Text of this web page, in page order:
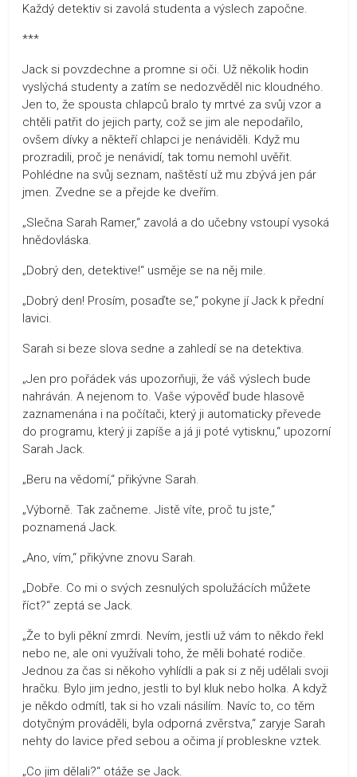
Každý detektiv si zavolá studenta a výslech započne.
***
Jack si povzdechne a promne si oči. Už několik hodin
vyslýchá studenty a zatím se nedozvěděl nic kloudného.
Jen to, že spousta chlapců bralo ty mrtvé za svůj vzor a
chtěli patřit do jejich party, což se jim ale nepodařilo,
ovšem dívky a někteří chlapci je nenáviděli. Když mu
prozradili, proč je nenávidí, tak tomu nemohl uvěřit.
Pohlédne na svůj seznam, naštěstí už mu zbývá jen pár
jmen. Zvedne se a přejde ke dveřím.
„Slečna Sarah Ramer,“ zavolá a do učebny vstoupí vysoká
hnědovláska.
„Dobrý den, detektive!“ usměje se na něj mile.
„Dobrý den! Prosím, posaďte se,“ pokyne jí Jack k přední
lavici.
Sarah si beze slova sedne a zahledí se na detektiva.
„Jen pro pořádek vás upozorňuji, že váš výslech bude
nahráván. A nejenom to. Vaše výpověď bude hlasově
zaznamenána i na počítači, který ji automaticky převede
do programu, který ji zapíše a já ji poté vytisknu,“ upozorní
Sarah Jack.
„Beru na vědomí,“ přikývne Sarah.
„Výborně. Tak začneme. Jistě víte, proč tu jste,“
poznamená Jack.
„Ano, vím,“ přikývne znovu Sarah.
„Dobře. Co mi o svých zesnulých spolužácích můžete
říct?“ zeptá se Jack.
„Že to byli pěkní zmrdi. Nevím, jestli už vám to někdo řekl
nebo ne, ale oni využívali toho, že měli bohaté rodiče.
Jednou za čas si někoho vyhlídli a pak si z něj udělali svoji
hračku. Bylo jim jedno, jestli to byl kluk nebo holka. A když
je někdo odmítl, tak si ho vzali násilím. Navíc to, co těm
dotyčným prováděli, byla odporná zvěrstva,“ zaryje Sarah
nehty do lavice před sebou a očima jí probleskne vztek.
„Co jim dělali?“ otáže se Jack.